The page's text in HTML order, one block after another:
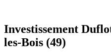
Investissement
les-Bois (49)